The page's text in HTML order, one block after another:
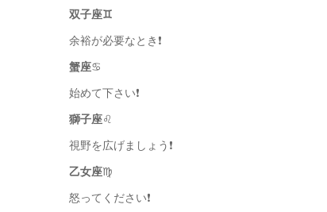
双子座♊️
余裕が必要なとき❗️
蟹座♋️
始めて下さい❗️
獅子座♌️
視野を広げましょう❗️
乙女座♍️
怒ってください❗️